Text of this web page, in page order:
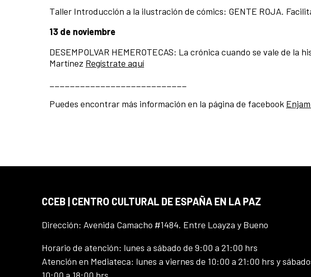
Taller Introducción a la ilustración de cómics: GENTE ROJA.
13 de noviembre
DESEMPOLVAR HEMEROTECAS: La crónica cuando se vale de
Martínez Regístrate aquí
Puedes encontrar más información en la página de facebook
CCEB | CENTRO CULTURAL DE ESPAÑA EN LA PAZ
Dirección: Avenida Camacho #1484. Entre Loayza y Bueno
Horario de atención: lunes a sábado de 9:00 a 21:00 hrs
Atención en Mediateca: lunes a viernes de 10:00 a 21:00 hrs y